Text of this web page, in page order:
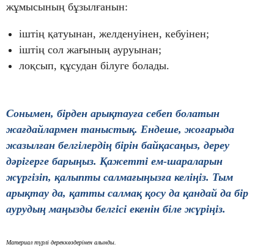
жұмысының бұзылғанын:
іштің қатуынан, желденуінен, кебуінен;
іштің сол жағының ауруынан;
лоқсып, құсудан білуге болады.
Сонымен, бірден арықтауға себеп болатын
жағдайлармен таныстық. Ендеше, жоғарыда
жазылған белгілердің бірін байқасаңыз, дереу
дәрігерге барыңыз. Қажетті ем-шараларын
жүргізіп, қалыпты салмағыңызға келіңіз. Тым
арықтау да, қатты салмақ қосу да қандай да бір
аурудың маңызды белгісі екенін біле жүріңіз.
Материал түрлі дереккөздерінен алынды.